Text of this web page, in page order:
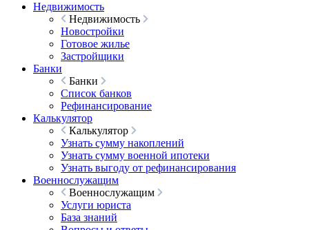
Недвижимость
Недвижимость
Новостройки
Готовое жилье
Застройщики
Банки
Банки
Список банков
Рефинансирование
Калькулятор
Калькулятор
Узнать сумму накоплений
Узнать сумму военной ипотеки
Узнать выгоду от рефинансирования
Военнослужащим
Военнослужащим
Услуги юриста
База знаний